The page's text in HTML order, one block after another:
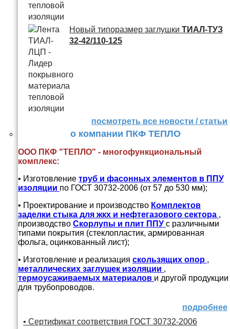
Новый типоразмер заглушки ТИАЛ-ТУЗ
32-42/110-125
посмотреть все новости / статьи
о компании ПКФ ТЕПЛО
ООО ПКФ "ТЕПЛО" - многофункциональный
комплекс:
• Изготовление труб и фасонных элементов в ППУ
изоляции по ГОСТ 30732-2006 (от 57 до 530 мм);
• Проектирование и производство Комплектов
заделки стыка для жкх и нефтегазового сектора ,
производство Скорлупы и плит ППУ с различными
типами покрытия (стеклопластик, армированная
фольга, оцинкованный лист);
• Изготовление и реализация скользящих опор ,
металлических заглушек изоляции ,
термоусаживаемых материалов и другой продукции
для трубопроводов.
подробнее
• Сертификат соответствия ГОСТ 30732-2006